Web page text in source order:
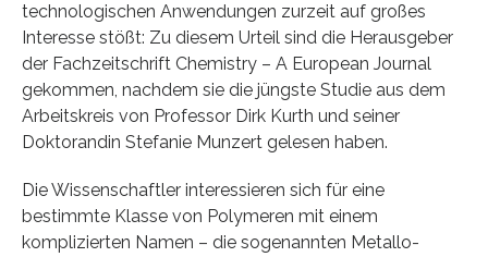
technologischen Anwendungen zurzeit auf großes
Interesse stößt: Zu diesem Urteil sind die Herausgeber
der Fachzeitschrift Chemistry – A European Journal
gekommen, nachdem sie die jüngste Studie aus dem
Arbeitskreis von Professor Dirk Kurth und seiner
Doktorandin Stefanie Munzert gelesen haben.
Die Wissenschaftler interessieren sich für eine
bestimmte Klasse von Polymeren mit einem
komplizierten Namen – die sogenannten Metallo-